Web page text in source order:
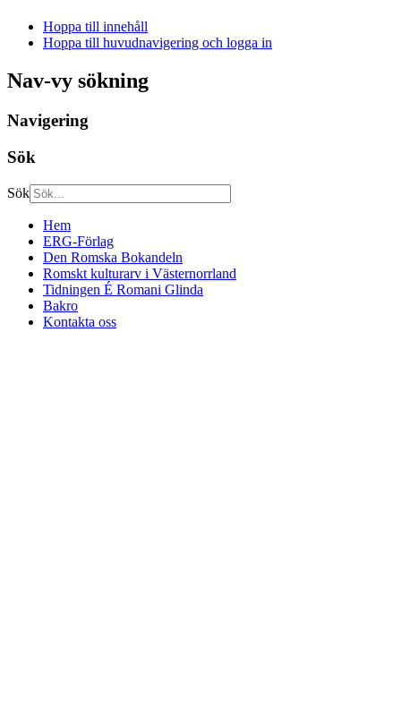
Hoppa till innehåll
Hoppa till huvudnavigering och logga in
Nav-vy sökning
Navigering
Sök
Sök
Hem
ERG-Förlag
Den Romska Bokandeln
Romskt kulturarv i Västernorrland
Tidningen É Romani Glinda
Bakro
Kontakta oss